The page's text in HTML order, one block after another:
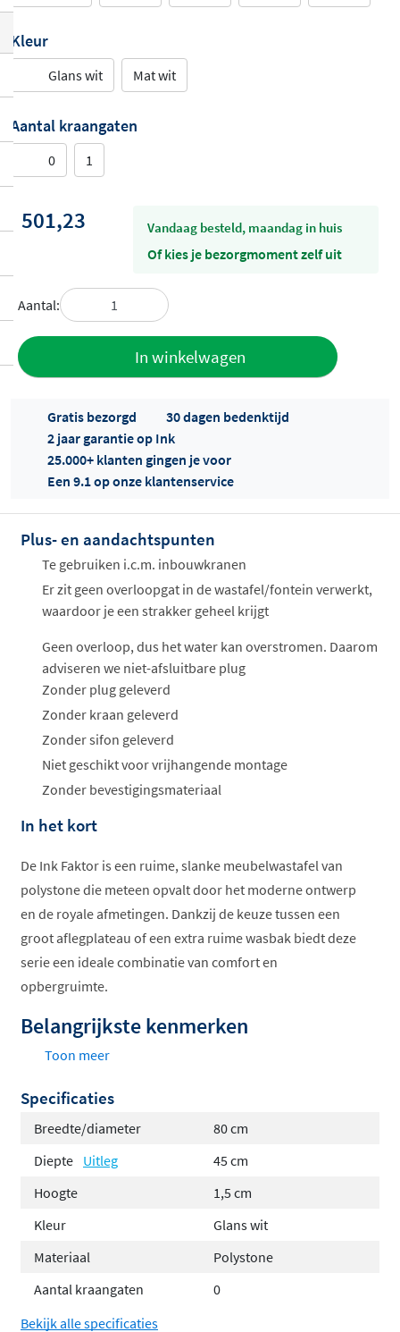
Kleur
Glans wit Mat wit
Aantal kraangaten
0 1
501,23 vandaag besteld, maandag in huis
Of kies je bezorgmoment zelf uit
Aantal:
In winkelwagen
Offertes
ophalen...
Gratis bezorgd
30 dagen bedenktijd
2 jaar garantie op Ink
25.000+ klanten gingen je voor
Een 9.1 op onze klantenservice
Plus- en aandachtspunten
Te gebruiken i.c.m. inbouwkranen
Er zit geen overloopgat in de wastafel/fontein verwerkt,
waardoor je een strakker geheel krijgt
Geen overloop, dus het water kan overstromen. Daarom
adviseren we niet-afsluitbare plug
Zonder plug geleverd
Zonder kraan geleverd
Zonder sifon geleverd
Niet geschikt voor vrijhangende montage
Zonder bevestigingsmateriaal
In het kort
De Ink Faktor is een ruime, slanke meubelwastafel van
polystone die meteen opvalt door het moderne ontwerp
en de royale afmetingen. Dankzij de keuze tussen een
groot aflegplateau of een extra ruime wasbak biedt deze
serie een ideale combinatie van comfort en
opbergruimte.
Belangrijkste kenmerken
ruime wasbak of groot aflegplateau
Gemaakt van hoogwaardig polystone, makkelijk te
Leverbaar in mat wit en glans wit
Verkrijgbaar met of zonder kraangat, geschikt
voor opbouw- en inbouwkranen
rechtsgeplaatste wasbak bij alle afmetingen
behalve 80 cm
Niet vrijhangend, te combineren met alle INK
Toon meer
Specificaties
Breedte/diameter
80 cm
Diepte Uitleg
45 cm
Hoogte
1,5 cm
Kleur
Glans wit
Materiaal
Polystone
Aantal kraangaten
0
Bekijk alle specificaties